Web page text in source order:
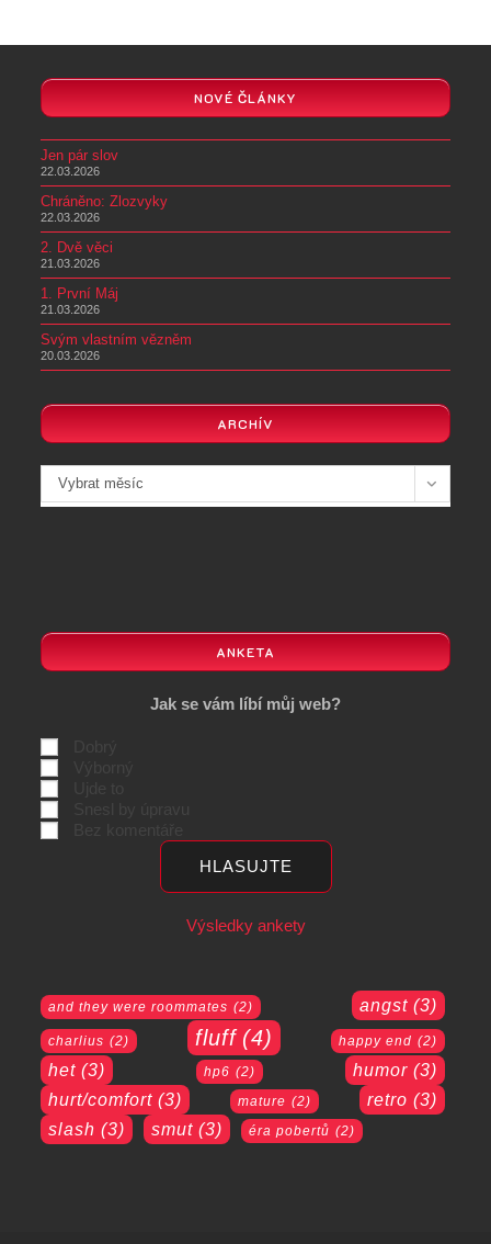
NOVÉ ČLÁNKY
Jen pár slov
22.03.2026
Chráněno: Zlozvyky
22.03.2026
2. Dvě věci
21.03.2026
1. První Máj
21.03.2026
Svým vlastním vězněm
20.03.2026
ARCHÍV
Archivy
Vybrat měsíc
ANKETA
Jak se vám líbí můj web?
Výsledky ankety
and they were roommates (2) angst (3)
charlius (2) fluff (4) happy end (2)
het (3) hp6 (2) humor (3)
hurt/comfort (3) mature (2) retro (3)
slash (3) smut (3) éra pobertů (2)